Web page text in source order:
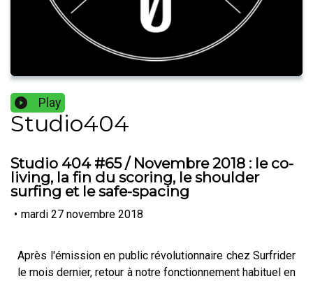
Play
Studio404
Studio 404 #65 / Novembre 2018 : le co-
living, la fin du scoring, le shoulder
surfing et le safe-spacing
• mardi 27 novembre 2018
Après l'émission en public révolutionnaire chez Surfrider
le mois dernier, retour à notre fonctionnement habituel en